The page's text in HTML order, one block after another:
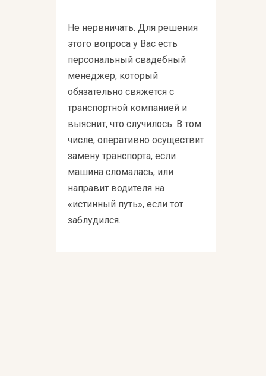
Не нервничать. Для решения
этого вопроса у Вас есть
персональный свадебный
менеджер, который
обязательно свяжется с
транспортной компанией и
выяснит, что случилось. В том
числе, оперативно осуществит
замену транспорта, если
машина сломалась, или
направит водителя на
«истинный путь», если тот
заблудился.